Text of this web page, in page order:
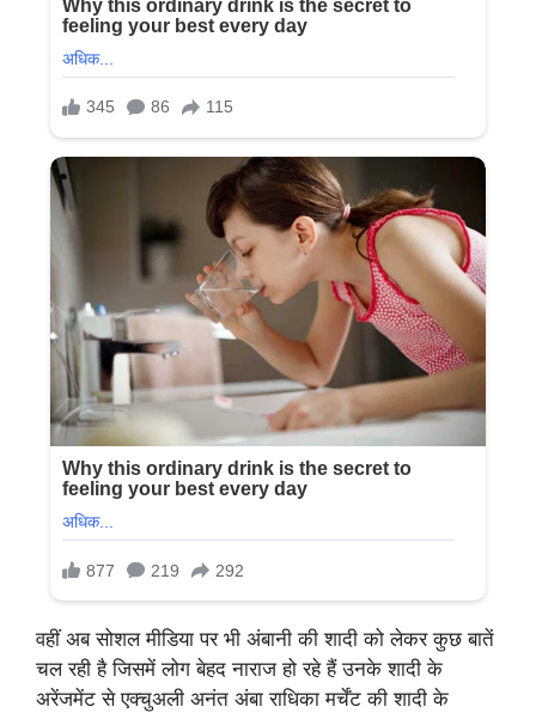
वहीं अब सोशल मीडिया पर भी अंबानी की शादी को लेकर कुछ बातें
चल रही है जिसमें लोग बेहद नाराज हो रहे हैं उनके शादी के
अरेंजमेंट से एक्चुअली अनंत अंबा राधिका मर्चेंट की शादी के